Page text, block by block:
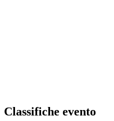
Classifiche evento